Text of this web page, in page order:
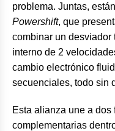
problema. Juntas,
Powershift, que
combinar un
interno de 2
cambio electrónico
secuenciales, todo sin
Esta alianza une a
complementarias